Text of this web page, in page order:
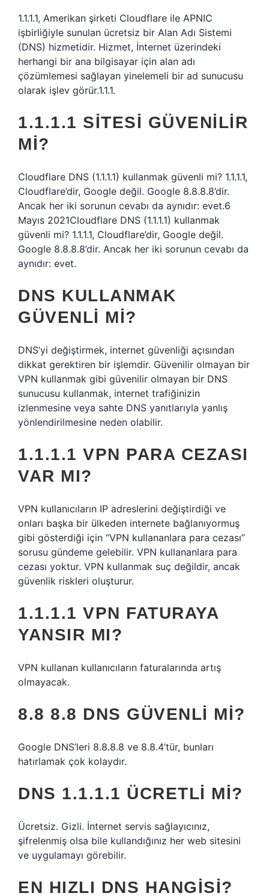
1.1.1.1, Amerikan şirketi Cloudflare ile APNIC
işbirliğiyle sunulan ücretsiz bir Alan Adı Sistemi
(DNS) hizmetidir. Hizmet, İnternet üzerindeki
herhangi bir ana bilgisayar için alan adı
çözümlemesi sağlayan yinelemeli bir ad sunucusu
olarak işlev görür.1.1.1.
1.1.1.1 SITESI GÜVENILIR
MI?
Cloudflare DNS (1.1.1.1) kullanmak güvenli mi? 1.1.1.1,
Cloudflare’dir, Google değil. Google 8.8.8.8’dir.
Ancak her iki sorunun cevabı da aynıdır: evet.6
Mayıs 2021Cloudflare DNS (1.1.1.1) kullanmak
güvenli mi? 1.1.1.1, Cloudflare’dir, Google değil.
Google 8.8.8.8’dir. Ancak her iki sorunun cevabı da
aynıdır: evet.
DNS KULLANMAK
GÜVENLI MI?
DNS’yi değiştirmek, internet güvenliği açısından
dikkat gerektiren bir işlemdir. Güvenilir olmayan bir
VPN kullanmak gibi güvenilir olmayan bir DNS
sunucusu kullanmak, internet trafiğinizin
izlenmesine veya sahte DNS yanıtlarıyla yanlış
yönlendirilmesine neden olabilir.
1.1.1.1 VPN PARA CEZASI
VAR MI?
VPN kullanıcıların IP adreslerini değiştirdiği ve
onları başka bir ülkeden internete bağlanıyormuş
gibi gösterdiği için “VPN kullananlara para cezası”
sorusu gündeme gelebilir. VPN kullananlara para
cezası yoktur. VPN kullanmak suç değildir, ancak
güvenlik riskleri oluşturur.
1.1.1.1 VPN FATURAYA
YANSIR MI?
VPN kullanan kullanıcıların faturalarında artış
olmayacak.
8.8 8.8 DNS GÜVENLI MI?
Google DNS’leri 8.8.8.8 ve 8.8.4’tür, bunları
hatırlamak çok kolaydır.
DNS 1.1.1.1 ÜCRETLI MI?
Ücretsiz. Gizli. İnternet servis sağlayıcınız,
şifrelenmiş olsa bile kullandığınız her web sitesini
ve uygulamayı görebilir.
EN HIZLI DNS HANGISI?